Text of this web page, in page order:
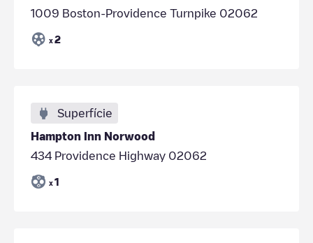
1009 Boston-Providence Turnpike 02062
x 2
Superfície
Hampton Inn Norwood
434 Providence Highway 02062
x 1